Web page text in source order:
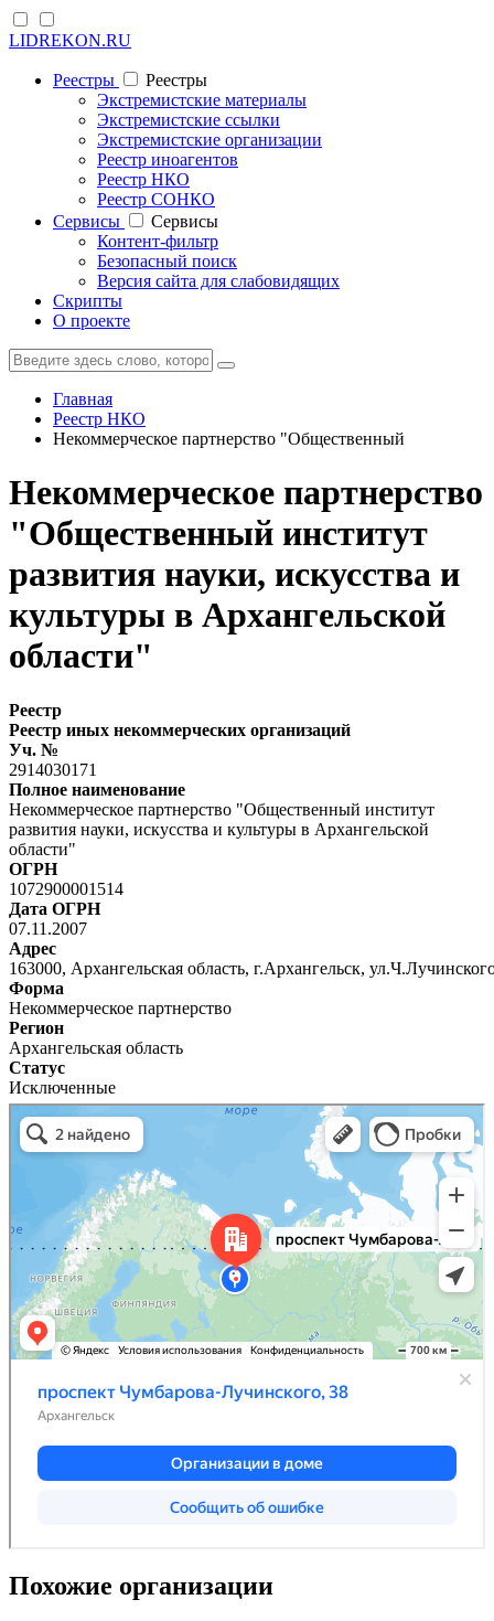
LIDREKON.RU
Реестры
Реестры
Экстремистские материалы
Экстремистские ссылки
Экстремистские организации
Реестр иноагентов
Реестр НКО
Реестр СОНКО
Cервисы
Cервисы
Контент-фильтр
Безопасный поиск
Версия сайта для слабовидящих
Скрипты
О проекте
Главная
Реестр НКО
Некоммерческое партнерство "Общественный
Некоммерческое партнерство
"Общественный институт
развития науки, искусства и
культуры в Архангельской
области"
Реестр
Реестр иных некоммерческих организаций
Уч. №
2914030171
Полное наименование
Некоммерческое партнерство "Общественный институт
развития науки, искусства и культуры в Архангельской
области"
ОГРН
1072900001514
Дата ОГРН
07.11.2007
Адрес
163000, Архангельская область, г.Архангельск,
Форма
Некоммерческое партнерство
Регион
Архангельская область
Статус
Исключенные
Похожие организации